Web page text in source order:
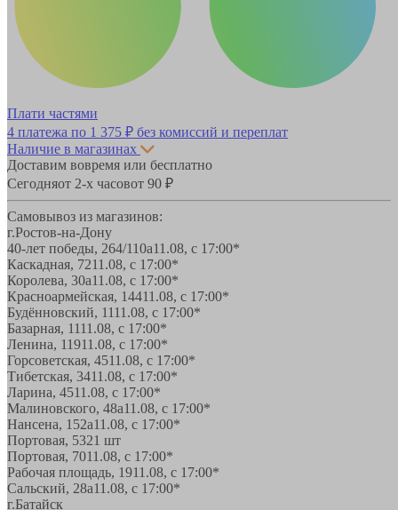
Плати частями
4 платежа по 1 375 ₽ без комиссий и переплат
Наличие в магазинах
Доставим вовремя или бесплатно
Сегодняот 2-х часовот 90 ₽
Самовывоз из магазинов:
г.Ростов-на-Дону
40-лет победы, 264/110а11.08, с 17:00*
Каскадная, 7211.08, с 17:00*
Королева, 30а11.08, с 17:00*
Красноармейская, 14411.08, с 17:00*
Будённовский, 1111.08, с 17:00*
Базарная, 1111.08, с 17:00*
Ленина, 11911.08, с 17:00*
Горсоветская, 4511.08, с 17:00*
Тибетская, 3411.08, с 17:00*
Ларина, 4511.08, с 17:00*
Малиновского, 48а11.08, с 17:00*
Нансена, 152а11.08, с 17:00*
Портовая, 5321 шт
Портовая, 7011.08, с 17:00*
Рабочая площадь, 1911.08, с 17:00*
Сальский, 28a11.08, с 17:00*
г.Батайск